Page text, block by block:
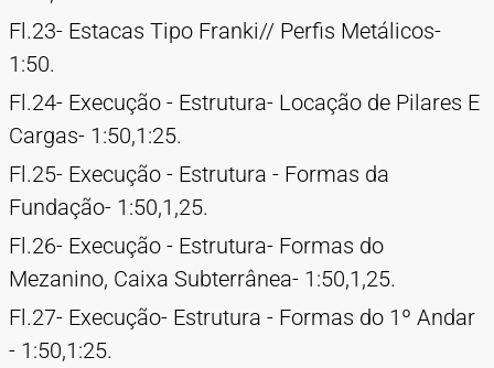
Fl.23- Estacas Tipo Franki// Perfis Metálicos-
1:50.
Fl.24- Execução - Estrutura- Locação de Pilares E
Cargas- 1:50,1:25.
Fl.25- Execução - Estrutura - Formas da
Fundação- 1:50,1,25.
Fl.26- Execução - Estrutura- Formas do
Mezanino, Caixa Subterrânea- 1:50,1,25.
Fl.27- Execução- Estrutura - Formas do 1º Andar
- 1:50,1:25.